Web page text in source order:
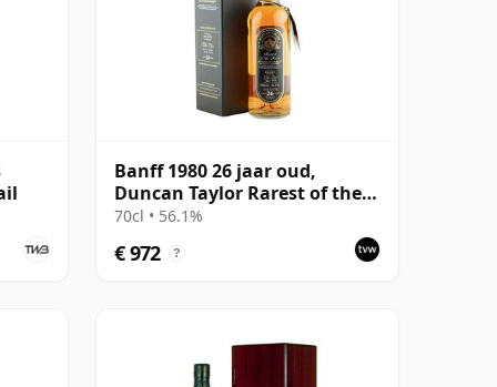
Banff 1980 26 jaar oud,
Duncan Taylor Rarest of the
Rare - Cask 2913
70cl • 56.1%
€ 972 ?